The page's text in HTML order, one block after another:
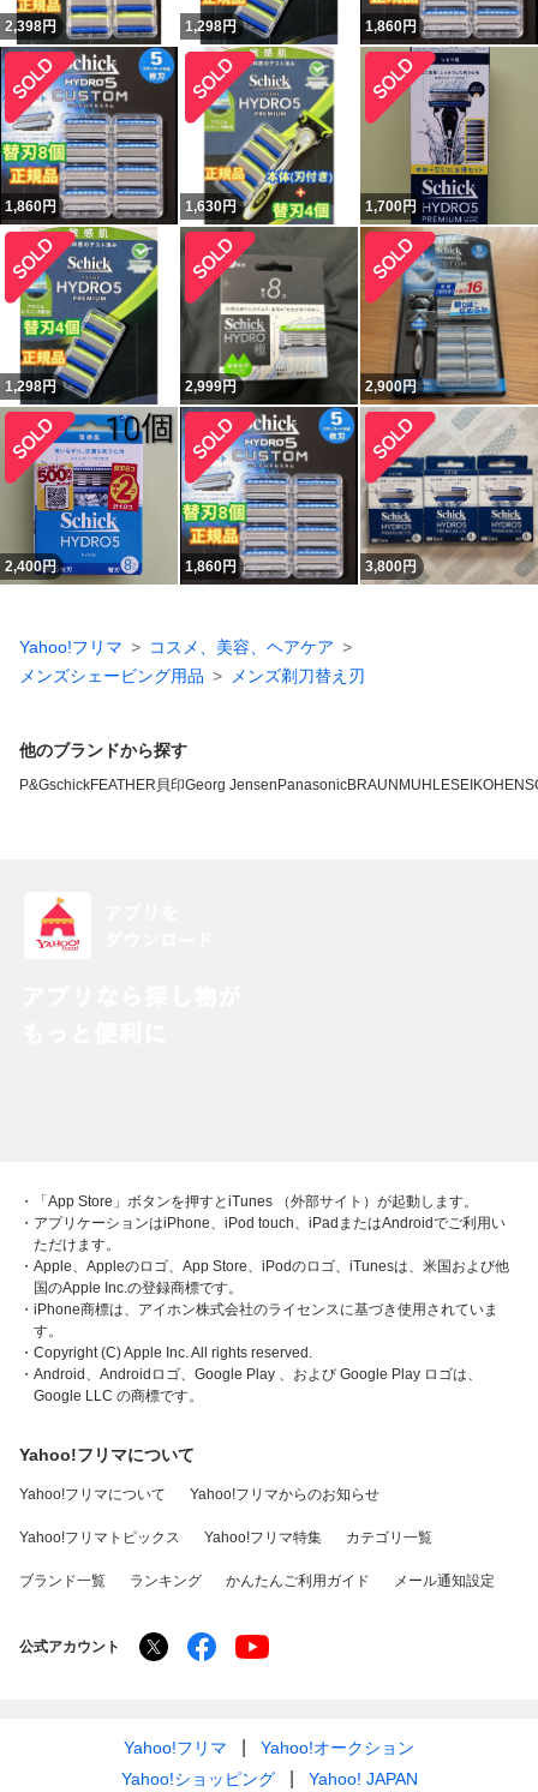
2,398円 1,298円 1,860円
1,860円 1,630円 1,700円
1,298円 2,999円 2,900円
2,400円 1,860円 3,800円
Yahoo!フリマ
コスメ、美容、ヘアケア
メンズシェービング用品
メンズ剃刀替え刃
他のブランドから探す
P&GschickFEATHER 貝印Georg Jensen PanasonicBRAUN MUHLESEIKO
・「App Store」ボタンを押すとiTunes （外部サイト）が起動します。
・アプリケーションはiPhone、iPod touch、iPadまたはAndroidでご利用い
ただけます。
・Apple、Appleのロゴ、App Store、iPodのロゴ、iTunesは、米国および他
国のApple Inc.の登録商標です。
・iPhone商標は、アイホン株式会社のライセンスに基づき使用されていま
す。
・Copyright (C) Apple Inc. All rights reserved.
・Android、Androidロゴ、Google Play 、および Google Play ロゴは、
Google LLC の商標です。
Yahoo!フリマについて
Yahoo!フリマについて Yahoo!フリマからのお知らせ
Yahoo!フリマトピックス Yahoo!フリマ特集 カテゴリ一覧
ブランド一覧 ランキング かんたんご利用ガイド メール通知設定
公式アカウント
Yahoo!フリマ
Yahoo!オークション
Yahoo!ショッピング
Yahoo! JAPAN